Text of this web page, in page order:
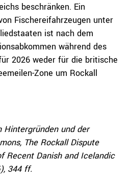
beschränken. Ein
Fischereifahrzeugen unter
ist nach dem
während des
2026 weder für die britische
Zone um Rockall
und der
The Rockall Dispute
Recent Danish and Icelandic
344 ff.